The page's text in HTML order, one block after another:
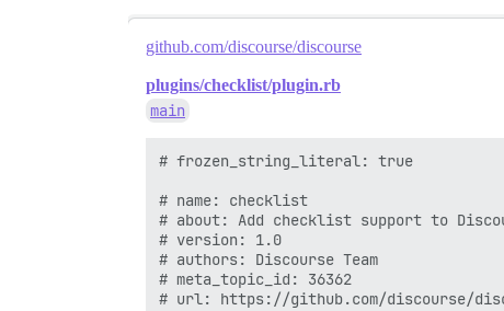
github.com/discourse/discourse
plugins/checklist/plugin.rb
main
# frozen_string_literal: true
# name: checklist
# about: Add checklist support to
# version: 1.0
# authors: Discourse Team
# meta_topic_id: 36362
# url: https://github.com/discourse/